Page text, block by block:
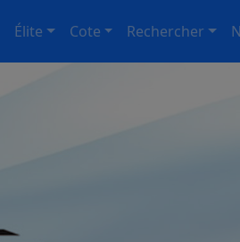
Élite Cote Rechercher